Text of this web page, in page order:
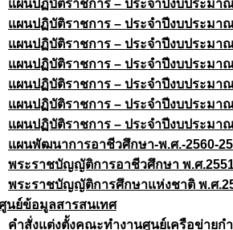
แผนปฏิบัติราชการ – ประจำปีงบประมา
แผนปฏิบัติราชการ – ประจำปีงบประมา
แผนปฏิบัติราชการ – ประจำปีงบประมา
แผนปฏิบัติราชการ – ประจำปีงบประมา
แผนปฏิบัติราชการ – ประจำปีงบประมา
แผนปฏิบัติราชการ – ประจำปีงบประมา
แผนปฏิบัติราชการ – ประจำปีงบประมา
แผนพัฒนาการอาชีวศึกษา-พ.ศ.-2560-
พระราชบัญญัติการอาชีวศึกษา พ.ศ
พระราชบัญญัติการศึกษาแห่งชาติ พ.ศ
นย์ข้อมูลสารสนเทศ
คำสั่งแต่งตั้งคณะทำงานศูนย์เครือข่าย